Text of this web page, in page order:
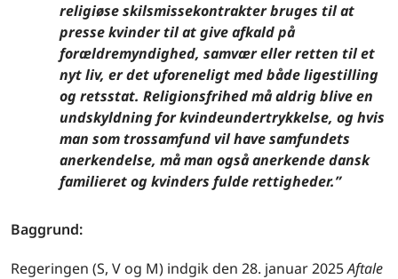
religiøse skilsmissekontrakter bruges til at
presse kvinder til at give afkald på
forældremyndighed, samvær eller retten til et
nyt liv, er det uforeneligt med både ligestilling
og retsstat. Religionsfrihed må aldrig blive en
undskyldning for kvindeundertrykkelse, og hvis
man som trossamfund vil have samfundets
anerkendelse, må man også anerkende dansk
familieret og kvinders fulde rettigheder.”
Baggrund:
Regeringen (S, V og M) indgik den 28. januar 2025Aftale